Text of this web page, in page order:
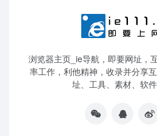
浏览器主页_ie导航，即要网址，
率工作，利他精神，收录并分享
址、工具、素材、软件